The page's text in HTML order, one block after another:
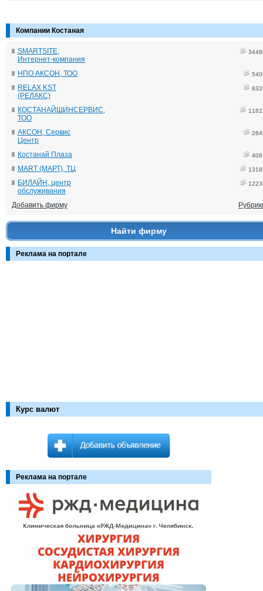
Компании Костаная
SMARTSITE,
Интернет-компания
НПО АКСОН, ТОО
RELAX KST
(РЕЛАКС)
КОСТАНАЙШИНСЕРВИС,
ТОО
АКСОН, Сервис
Центр
Костанай Плаза
MART (МАРТ), ТЦ
БИЛАЙН, центр
обслуживания
Добавить фирму
Найти фирму
Реклама на портале
Курс валют
Реклама на портале